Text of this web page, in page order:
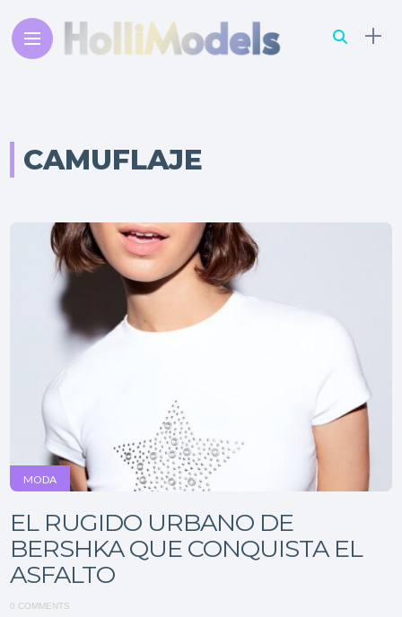
CAMUFLAJE
MODA
EL RUGIDO URBANO DE
BERSHKA QUE CONQUISTA EL
ASFALTO
0 COMMENTS